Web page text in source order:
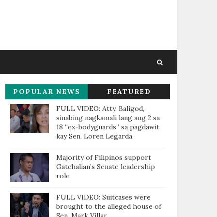
POPULAR NEWS
THIS WEEK
FEATURED
FULL VIDEO: Atty. Baligod,
sinabing nagkamali lang ang 2 sa
18 “ex-bodyguards” sa pagdawit
kay Sen. Loren Legarda
Majority of Filipinos support
Gatchalian’s Senate leadership
role
FULL VIDEO: Suitcases were
brought to the alleged house of